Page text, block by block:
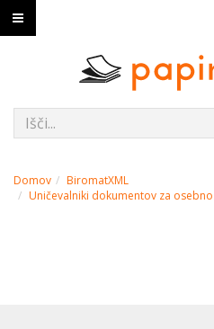
Domov
BiromatXML
Uničevalniki dokumentov za